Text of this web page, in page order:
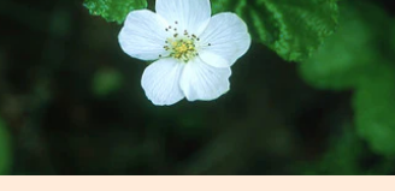
stress relief and offers insights into
it can be integrated into daily life.
Mindfulness Meditation